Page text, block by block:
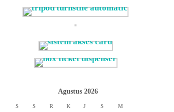
Agustus 2026
S S R K J S M